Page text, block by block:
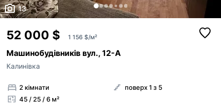
13
52 000 $ 1 156 $/м²
Машинобудівників вул., 12-А
Калинівка
2 кімнати
45 / 25 / 6 м²
поверх 1 з 5